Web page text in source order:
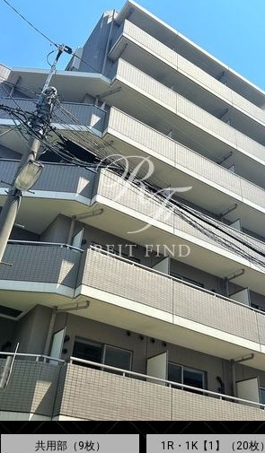
共用部（9枚） 1R・1K【1】（20枚）